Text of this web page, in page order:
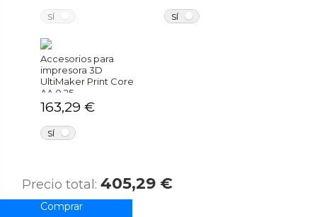
SÍ SÍ
Accesorios para
impresora 3D
UltiMaker Print Core
AA 0.25
163,29 €
SÍ
Precio total: 405,29 €